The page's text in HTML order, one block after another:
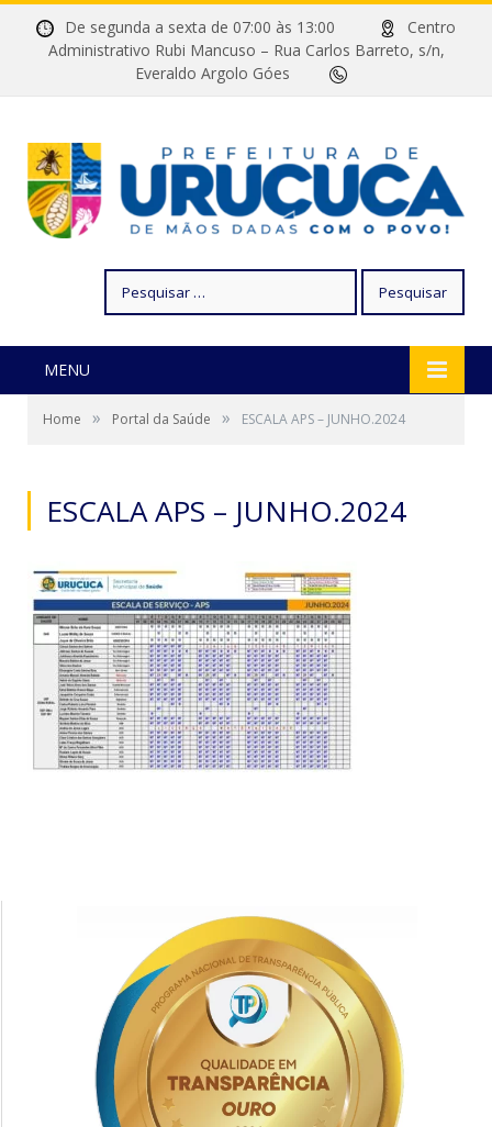
De segunda a sexta de 07:00 às 13:00
Centro
Administrativo Rubi Mancuso – Rua Carlos Barreto, s/n,
Everaldo Argolo Góes
por:
MENU
Home » Portal da Saúde » ESCALA APS – JUNHO.2024
ESCALA APS – JUNHO.2024